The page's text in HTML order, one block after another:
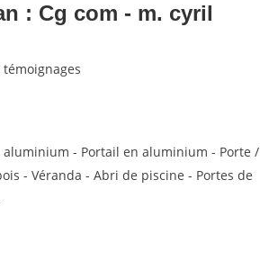
: Cg com - m. cyril
- Portail en aluminium - Porte /
- Véranda - Abri de piscine - Portes de